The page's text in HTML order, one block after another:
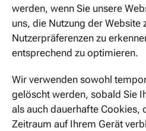
werden, wenn Sie unsere
uns, die Nutzung der Website
Nutzerpräferenzen zu
entsprechend zu optimieren.
Wir verwenden sowohl
gelöscht werden, sobald Sie
als auch dauerhafte Cookies,
Zeitraum auf Ihrem Gerät
PROF. BIRTE KEHR
LEITERIN DER FORSCHUNGSGRUPPE